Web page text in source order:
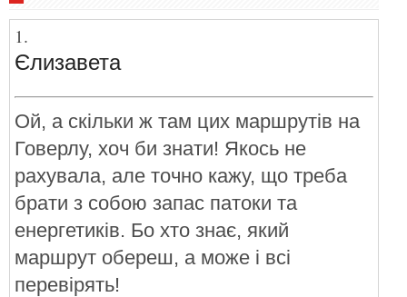
Єлизавета
Ой, а скільки ж там цих маршрутів на
Говерлу, хоч би знати! Якось не
рахувала, але точно кажу, що треба
брати з собою запас патоки та
енергетиків. Бо хто знає, який
маршрут обереш, а може і всі
перевірять!